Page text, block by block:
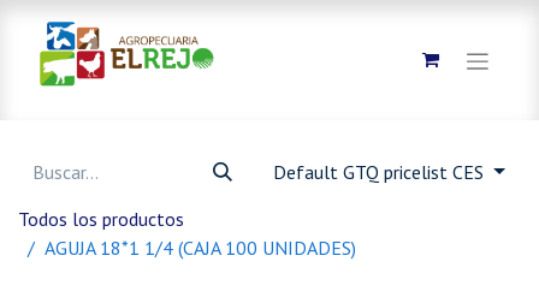
Default GTQ pricelist CES
Todos los productos
AGUJA 18*1 1/4 (CAJA 100 UNIDADES)